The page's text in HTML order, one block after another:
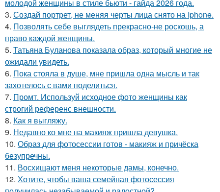
молодой женщины в стиле бьюти - гайда 2026 года.
3. Создай портрет, не меняя черты лица снято на Iphone.
4. Позволять себе выглядеть прекрасно-не роскошь, а
право каждой женщины.
5. Татьяна Буланова показала образ, который многие не
ожидали увидеть.
6. Пока стояла в душе, мне пришла одна мысль и так
захотелось с вами поделиться.
7. Промт. Используй исходное фото женщины как
строгий референс внешности.
8. Как я выгляжу.
9. Недавно ко мне на макияж пришла девушка.
10. Образ для фотосессии готов - макияж и причёска
безупречны.
11. Восхищают меня некоторые дамы, конечно.
12. Хотите, чтобы ваша семейная фотосессия